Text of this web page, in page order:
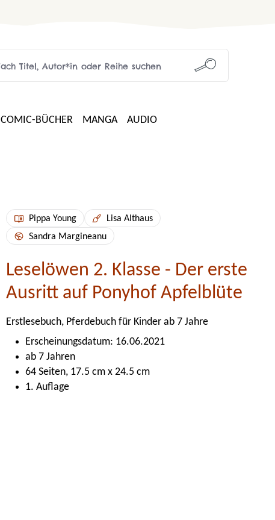
COMIC-BÜCHER MANGA AUDIO
Pippa Young
Lisa Althaus
Sandra Margineanu
Leselöwen 2. Klasse - Der erste
Ausritt auf Ponyhof Apfelblüte
Erstlesebuch, Pferdebuch für Kinder ab 7 Jahre
Erscheinungsdatum: 16.06.2021
ab 7 Jahren
64 Seiten, 17.5 cm x 24.5 cm
1. Auflage